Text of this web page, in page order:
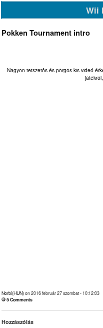
Wii
Pokken Tournament intro
Nagyon tetszetôs és pörgös kis videó
Norbi(HUN)on 2016 február 27 szombat - 10:12:03
5 Comments
Hozzászólás